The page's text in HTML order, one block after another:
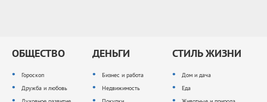
ОБЩЕСТВО
Гороскоп
Дружба и любовь
ДЕНЬГИ
Бизнес и работа
Недвижимость
СТИЛЬ ЖИЗНИ
Дом и дача
Еда